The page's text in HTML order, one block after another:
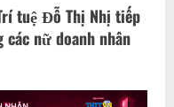
tuệ Đỗ Thị Nhị tiếp
nữ doanh nhân